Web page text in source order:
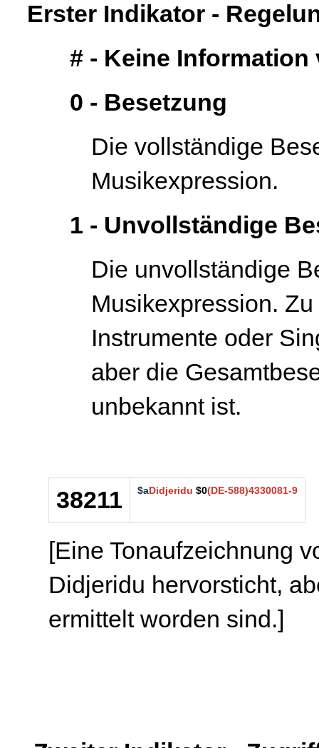
Erster Indikator -
# - Keine Information
0 - Besetzung
Die vollständige
Musikexpression.
1 - Unvollständige
Die unvollständige
Musikexpression.
Instrumente oder
aber die
unbekannt ist.
38211 $aDidjeridu $0(DE-588)4330081-9
[Eine Tonaufzeichnung
Didjeridu hervorsticht,
ermittelt worden sind.]